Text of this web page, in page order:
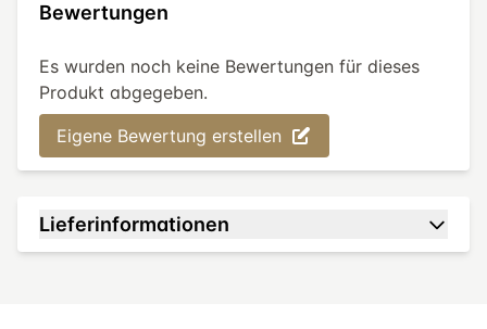
Bewertungen
Es wurden noch keine Bewertungen für dieses
Produkt abgegeben.
Eigene Bewertung erstellen
Lieferinformationen